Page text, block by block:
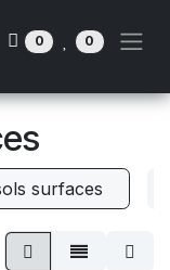
0 0
surfaces